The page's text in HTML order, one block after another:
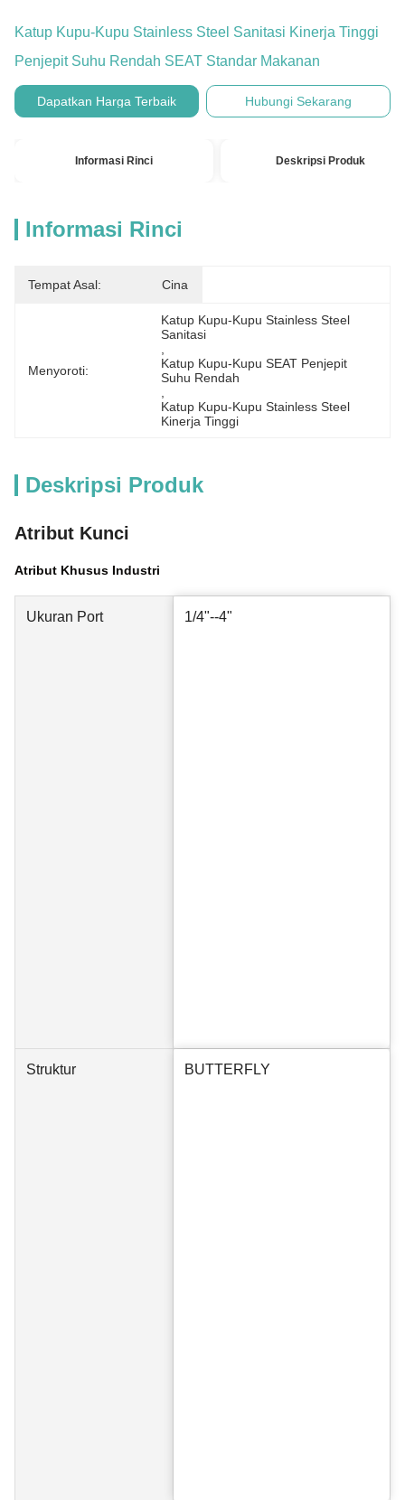
Katup Kupu-Kupu Stainless Steel Sanitasi Kinerja Tinggi
Penjepit Suhu Rendah SEAT Standar Makanan
Dapatkan Harga Terbaik Hubungi Sekarang
Informasi Rinci Deskripsi Produk
Informasi Rinci
Tempat Asal: Cina
Menyoroti:
Katup Kupu-Kupu Stainless Steel
Sanitasi
Katup Kupu-Kupu SEAT Penjepit
Suhu Rendah
Katup Kupu-Kupu Stainless Steel
Kinerja Tinggi
Deskripsi Produk
Atribut Kunci
Atribut Khusus Industri
Ukuran Port 1/4"--4"
Struktur BUTTERFLY